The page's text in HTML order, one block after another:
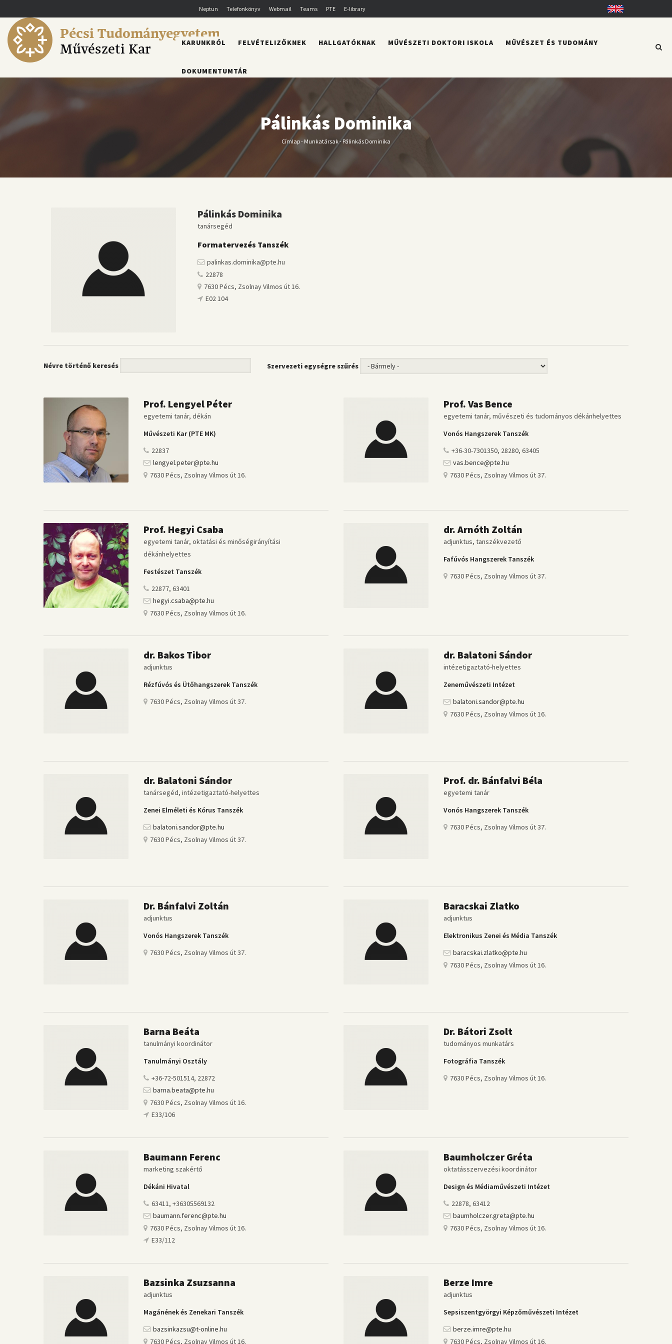
a
tartalomra
Neptun Telefonkönyv Webmail Teams PTE E-library English
Pécsi Tudományegyetem
Művészeti Kar
FŐMENÜ
KARUNKRÓL FELVÉTELIZŐKNEK HALLGATÓKNAK MŰVÉSZETI DOKTORI ISKOLA MŰVÉSZET ÉS TUDOMÁNY
DOKUMENTUMTÁR
Pálinkás Dominika
Morzsa
Címlap-Munkatársak-Pálinkás Dominika
Pálinkás Dominika
tanársegéd
Formatervezés Tanszék
palinkas.dominika@pte.hu
22878
7630 Pécs, Zsolnay Vilmos út 16.
E02 104
Névre történő keresés Szervezeti egységre szűrés
Prof. Lengyel Péter
egyetemi tanár, dékán
Művészeti Kar (PTE MK)
22837
lengyel.peter@pte.hu
7630 Pécs, Zsolnay Vilmos út 16.
Prof. Vas Bence
egyetemi tanár, művészeti és tudományos dékánhelyettes
Vonós Hangszerek Tanszék
+36-30-7301350, 28280, 63405
vas.bence@pte.hu
7630 Pécs, Zsolnay Vilmos út 37.
Prof. Hegyi Csaba
egyetemi tanár, oktatási és minőségirányítási
dékánhelyettes
Festészet Tanszék
22877, 63401
hegyi.csaba@pte.hu
7630 Pécs, Zsolnay Vilmos út 16.
dr. Arnóth Zoltán
adjunktus, tanszékvezető
Fafúvós Hangszerek Tanszék
7630 Pécs, Zsolnay Vilmos út 37.
dr. Bakos Tibor
adjunktus
Rézfúvós és Ütőhangszerek Tanszék
7630 Pécs, Zsolnay Vilmos út 37.
dr. Balatoni Sándor
intézetigaztató-helyettes
Zeneművészeti Intézet
balatoni.sandor@pte.hu
7630 Pécs, Zsolnay Vilmos út 16.
dr. Balatoni Sándor
tanársegéd, intézetigaztató-helyettes
Zenei Elméleti és Kórus Tanszék
balatoni.sandor@pte.hu
7630 Pécs, Zsolnay Vilmos út 37.
Prof. dr. Bánfalvi Béla
egyetemi tanár
Vonós Hangszerek Tanszék
7630 Pécs, Zsolnay Vilmos út 37.
Dr. Bánfalvi Zoltán
adjunktus
Vonós Hangszerek Tanszék
7630 Pécs, Zsolnay Vilmos út 37.
Baracskai Zlatko
adjunktus
Elektronikus Zenei és Média Tanszék
baracskai.zlatko@pte.hu
7630 Pécs, Zsolnay Vilmos út 16.
Barna Beáta
tanulmányi koordinátor
Tanulmányi Osztály
+36-72-501514, 22872
barna.beata@pte.hu
7630 Pécs, Zsolnay Vilmos út 16.
E33/106
Dr. Bátori Zsolt
tudományos munkatárs
Fotográfia Tanszék
7630 Pécs, Zsolnay Vilmos út 16.
Baumann Ferenc
marketing szakértő
Dékáni Hivatal
63411, +36305569132
baumann.ferenc@pte.hu
7630 Pécs, Zsolnay Vilmos út 16.
E33/112
Baumholczer Gréta
oktatásszervezési koordinátor
Design és Médiaművészeti Intézet
22878, 63412
baumholczer.greta@pte.hu
7630 Pécs, Zsolnay Vilmos út 16.
Bazsinka Zsuzsanna
adjunktus
Magánének és Zenekari Tanszék
bazsinkazsu@t-online.hu
7630 Pécs, Zsolnay Vilmos út 16.
Berze Imre
adjunktus
Sepsiszentgyörgyi Képzőművészeti Intézet
berze.imre@pte.hu
7630 Pécs, Zsolnay Vilmos út 16.